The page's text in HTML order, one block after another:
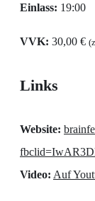
Einlass: 19:00
VVK: 30,00 €
Links
Website:
Video: Auf